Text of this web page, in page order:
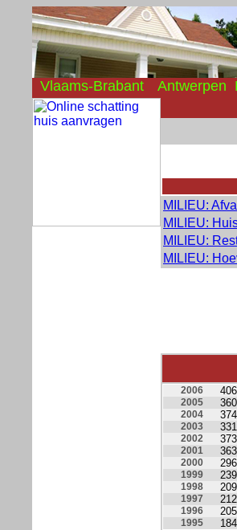
Vlaams-Brabant Antwerpen
MILIEU:
MILIEU:
MILIEU:
MILIEU:
2006
2005
2004
2003
2002
2001
2000
1999
1998
1997
1996
1995